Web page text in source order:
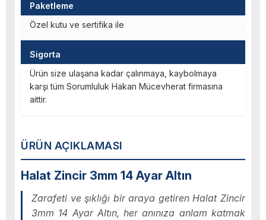
ÜRÜN AÇIKLAMASI
Halat Zincir 3mm 14 Ayar Altın
Zarafeti ve şıklığı bir araya getiren Halat Zincir
3mm 14 Ayar Altın, her anınıza anlam katmak
Paketleme
Özel kutu ve sertifika ile
Sigorta
Ürün size ulaşana kadar çalınmaya, kaybolmaya
karşı tüm Sorumluluk Hakan Mücevherat firmasına
aittir.